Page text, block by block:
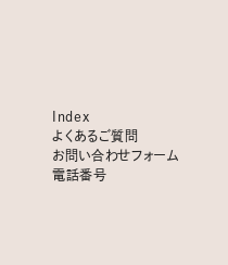
Index
よくあるご質問
お問い合わせフォーム
電話番号